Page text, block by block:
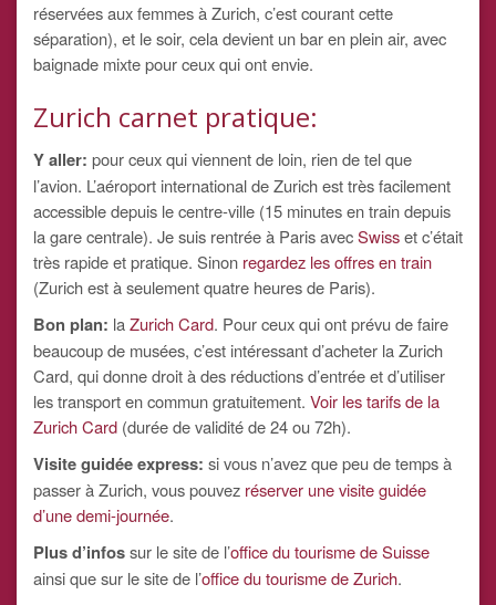
réservées aux femmes à Zurich, c’est courant cette
séparation), et le soir, cela devient un bar en plein air, avec
baignade mixte pour ceux qui ont envie.
Zurich carnet pratique:
Y aller: pour ceux qui viennent de loin, rien de tel que
l’avion. L’aéroport international de Zurich est très facilement
accessible depuis le centre-ville (15 minutes en train depuis
la gare centrale). Je suis rentrée à Paris avecSwisset c’était
très rapide et pratique. Sinon regardez les offres en train
(Zurich est à seulement quatre heures de Paris).
Bon plan: laZurich Card. Pour ceux qui ont prévu de faire
beaucoup de musées, c’est intéressant d’acheter la Zurich
Card, qui donne droit à des réductions d’entrée et d’utiliser
les transport en commun gratuitement. Voir les tarifs de la
Zurich Card (durée de validité de 24 ou 72h).
Visite guidée express: si vous n’avez que peu de temps à
passer à Zurich, vous pouvez réserver une visite guidée
d’une demi-journée.
Plus d’infossur le site de l’office du tourisme de Suisse
ainsi que sur le site de l’office du tourisme de Zurich.